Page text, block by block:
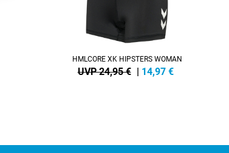
HMLCORE XK HIPSTERS WOMAN
UVP 24,95 € | 14,97 €